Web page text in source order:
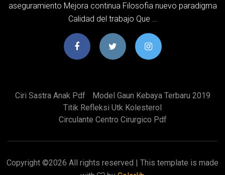
aseguramiento Mejora continua Filosofia nuevo paradigma
Calidad del trabajo Que …
Ciri Sastra Anak Pdf
Model Gaun Kebaya Terbaru 2019
Titik Refleksi Utk Kolesterol
Circulante Centro Cirurgico Pdf
Copyright ©2026 All rights reserved | This template is made